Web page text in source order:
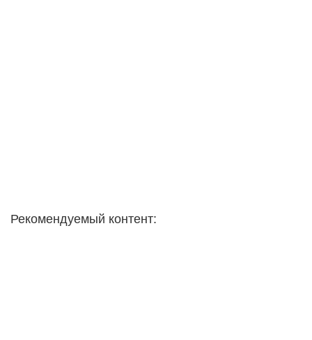
Рекомендуемый контент: